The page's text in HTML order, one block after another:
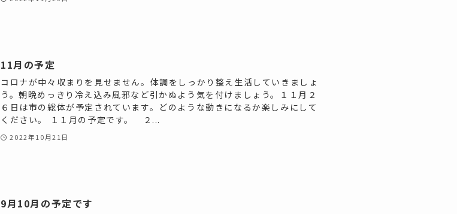
11月の予定
コロナが中々収まりを見せません。体調をしっかり整え生活していきましょ
う。朝晩めっきり冷え込み風邪など引かぬよう気を付けましょう。１１月２
６日は市の総体が予定されています。どのような動きになるか楽しみにして
ください。 １１月の予定です。 ２...
2022年10月21日
9月10月の予定です